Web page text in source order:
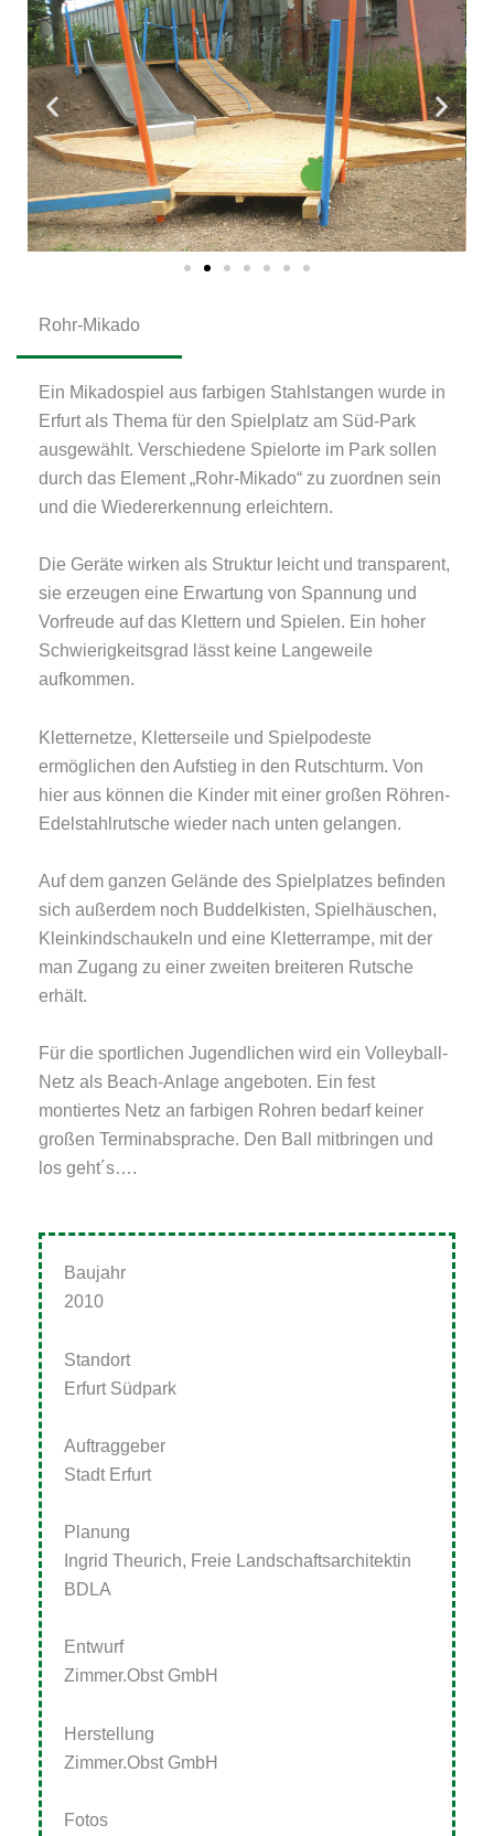
Rohr-Mikado
Ein Mikadospiel aus farbigen Stahlstangen wurde in
Erfurt als Thema für den Spielplatz am Süd-Park
ausgewählt. Verschiedene Spielorte im Park sollen
durch das Element „Rohr-Mikado“ zu zuordnen sein
und die Wiedererkennung erleichtern.
Die Geräte wirken als Struktur leicht und transparent,
sie erzeugen eine Erwartung von Spannung und
Vorfreude auf das Klettern und Spielen. Ein hoher
Schwierigkeitsgrad lässt keine Langeweile
aufkommen.
Kletternetze, Kletterseile und Spielpodeste
ermöglichen den Aufstieg in den Rutschturm. Von
hier aus können die Kinder mit einer großen Röhren-
Edelstahlrutsche wieder nach unten gelangen.
Auf dem ganzen Gelände des Spielplatzes befinden
sich außerdem noch Buddelkisten, Spielhäuschen,
Kleinkindschaukeln und eine Kletterrampe, mit der
man Zugang zu einer zweiten breiteren Rutsche
erhält.
Für die sportlichen Jugendlichen wird ein Volleyball-
Netz als Beach-Anlage angeboten. Ein fest
montiertes Netz an farbigen Rohren bedarf keiner
großen Terminabsprache. Den Ball mitbringen und
los geht´s….
Baujahr
2010
Standort
Erfurt Südpark
Auftraggeber
Stadt Erfurt
Planung
Ingrid Theurich, Freie Landschaftsarchitektin
BDLA
Entwurf
Zimmer.Obst GmbH
Herstellung
Zimmer.Obst GmbH
Fotos